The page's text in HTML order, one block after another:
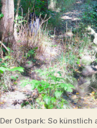
Der Ostpark: So